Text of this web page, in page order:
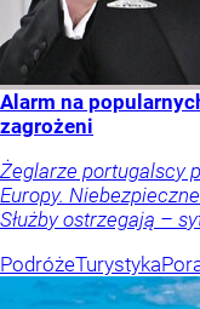
Alarm na
zagrożeni
Żeglarze portugalscy
Europy.
Służby ostrzegają –
PodróżeTurystyka